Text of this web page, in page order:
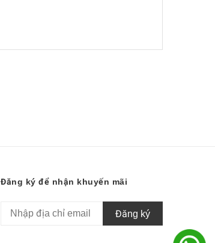
Đăng ký để nhận khuyến mãi
Đăng ký